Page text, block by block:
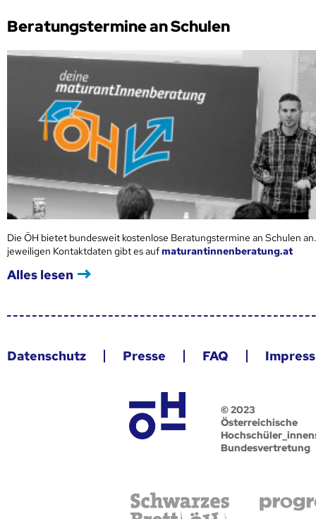
Beratungstermine an Schulen
Die ÖH bietet bundesweit kostenlose Beratungstermine an Schulen
jeweiligen Kontaktdaten gibt es aufmaturantinnenberatung.at
Alles lesen
Datenschutz Presse FAQ
© 2023
Österreichische
Bundesvertretung